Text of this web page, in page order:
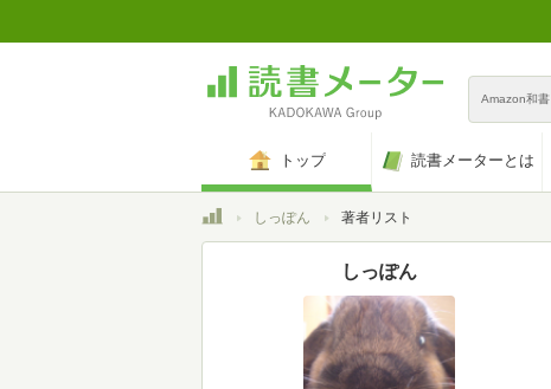
Amazon和書
トップ 読書メーターとは
トップしっぽん 著者リスト
しっぽん